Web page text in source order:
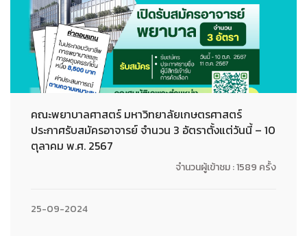
คณะพยาบาลศาสตร์ มหาวิทยาลัยเกษตรศาสตร์
ประกาศรับสมัครอาจารย์ จำนวน 3 อัตราตั้งแต่วันนี้ – 10
ตุลาคม พ.ศ. 2567
จำนวนผู้เข้าชม : 1589 ครั้ง
25-09-2024